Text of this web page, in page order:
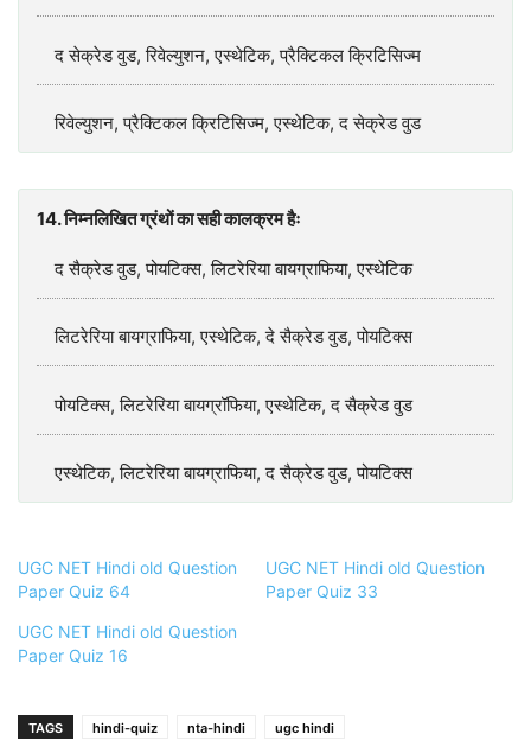
द सेक्रेड वुड, रिवेल्युशन, एस्थेटिक, प्रैक्टिकल क्रिटिसिज्म
रिवेल्युशन, प्रैक्टिकल क्रिटिसिज्म, एस्थेटिक, द सेक्रेड वुड
14. निम्नलिखित ग्रंथों का सही कालक्रम हैः
द सैक्रेड वुड, पोयटिक्स, लिटरेरिया बायग्राफिया, एस्थेटिक
लिटरेरिया बायग्राफिया, एस्थेटिक, दे सैक्रेड वुड, पोयटिक्स
पोयटिक्स, लिटरेरिया बायग्रॉफिया, एस्थेटिक, द सैक्रेड वुड
एस्थेटिक, लिटरेरिया बायग्राफिया, द सैक्रेड वुड, पोयटिक्स
UGC NET Hindi old Question
Paper Quiz 64
UGC NET Hindi old Question
Paper Quiz 33
UGC NET Hindi old Question
Paper Quiz 16
TAGS hindi-quiz nta-hindi ugc hindi